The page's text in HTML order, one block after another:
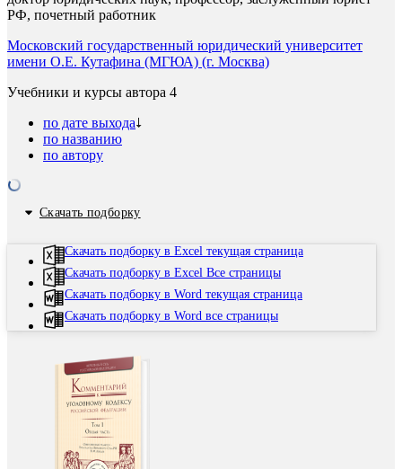
РФ, почетный работник
Московский государственный юридический университет
имени О.Е. Кутафина (МГЮА) (г. Москва)
Учебники и курсы автора 4
по дате выхода
по названию
по автору
Скачать подборку
Скачать подборку в Excel текущая страница
Скачать подборку в Excel Все страницы
Скачать подборку в Word текущая страница
Скачать подборку в Word все страницы